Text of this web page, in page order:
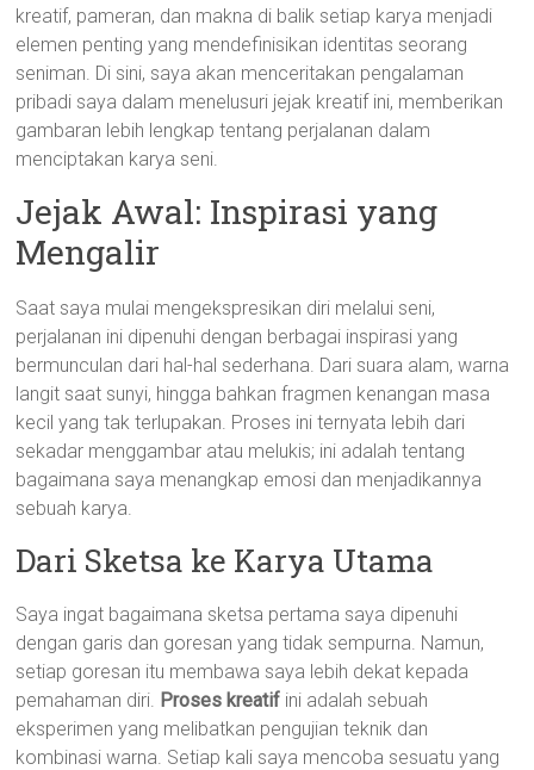
kreatif, pameran, dan makna di balik setiap karya menjadi
elemen penting yang mendefinisikan identitas seorang
seniman. Di sini, saya akan menceritakan pengalaman
pribadi saya dalam menelusuri jejak kreatif ini, memberikan
gambaran lebih lengkap tentang perjalanan dalam
menciptakan karya seni.
Jejak Awal: Inspirasi yang
Mengalir
Saat saya mulai mengekspresikan diri melalui seni,
perjalanan ini dipenuhi dengan berbagai inspirasi yang
bermunculan dari hal-hal sederhana. Dari suara alam, warna
langit saat sunyi, hingga bahkan fragmen kenangan masa
kecil yang tak terlupakan. Proses ini ternyata lebih dari
sekadar menggambar atau melukis; ini adalah tentang
bagaimana saya menangkap emosi dan menjadikannya
sebuah karya.
Dari Sketsa ke Karya Utama
Saya ingat bagaimana sketsa pertama saya dipenuhi
dengan garis dan goresan yang tidak sempurna. Namun,
setiap goresan itu membawa saya lebih dekat kepada
pemahaman diri. Proses kreatif ini adalah sebuah
eksperimen yang melibatkan pengujian teknik dan
kombinasi warna. Setiap kali saya mencoba sesuatu yang